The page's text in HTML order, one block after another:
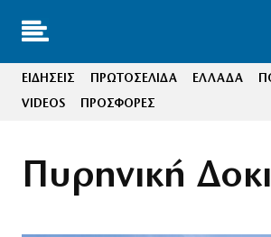
ΕΙΔΗΣΕΙΣ ΠΡΩΤΟΣΕΛΙΔΑ ΕΛΛΑΔΑ
VIDEOS
ΠΡΟΣΦΟΡΕΣ
Πυρηνική